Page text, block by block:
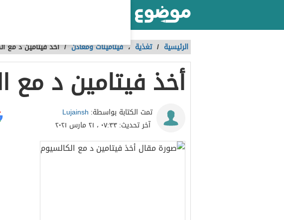
الرئيسية / تغذية ،فيتامينات ومعادن /أخذ فيتامين د مع
أخذ فيتامين د مع
تمت الكتابة بواسطة: Lujainsh
آخر تحديث:٠٧:٣٣ ، ٢١ مارس ٢٠٢١